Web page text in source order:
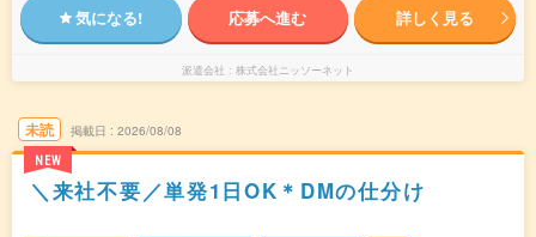
気になる! 応募へ進む 詳しく見る
派遣会社 株式会社ニッソーネット
未読
NEW
掲載日 2026/08/08
＼来社不要／単発1日OK＊DMの仕分け